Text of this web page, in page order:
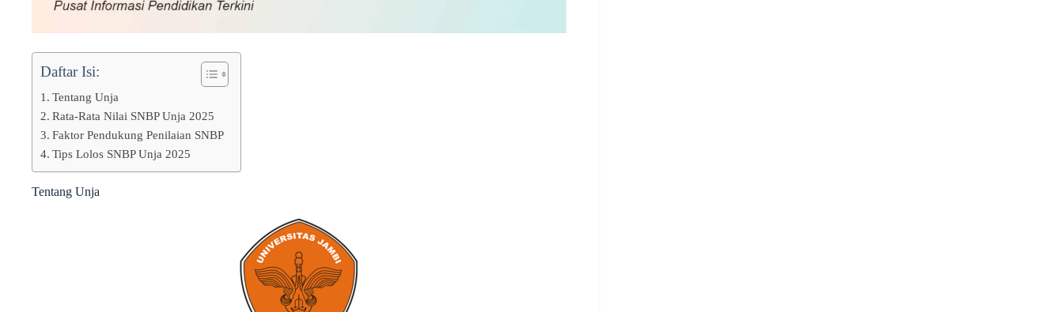
Daftar Isi:
Tentang Unja
Rata-Rata Nilai SNBP Unja 2025
Faktor Pendukung Penilaian SNBP
Tips Lolos SNBP Unja 2025
Tentang Unja